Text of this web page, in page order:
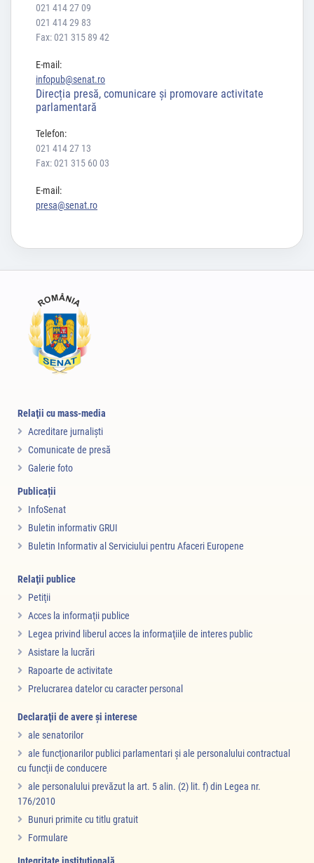
021 414 27 09
021 414 29 83
Fax: 021 315 89 42
E-mail:
infopub@senat.ro
Direcția presă, comunicare și promovare activitate
parlamentară
Telefon:
021 414 27 13
Fax: 021 315 60 03
E-mail:
presa@senat.ro
Relaţii cu mass-media
Acreditare jurnalişti
Comunicate de presă
Galerie foto
Publicații
InfoSenat
Buletin informativ GRUI
Buletin Informativ al Serviciului pentru Afaceri Europene
Relaţii publice
Petiţii
Acces la informaţii publice
Legea privind liberul acces la informaţiile de interes public
Asistare la lucrări
Rapoarte de activitate
Prelucrarea datelor cu caracter personal
Declaraţii de avere şi interese
ale senatorilor
ale funcţionarilor publici parlamentari şi ale personalului contractual
cu funcţii de conducere
ale personalului prevăzut la art. 5 alin. (2) lit. f) din Legea nr.
176/2010
Bunuri primite cu titlu gratuit
Formulare
Integritate instituţională